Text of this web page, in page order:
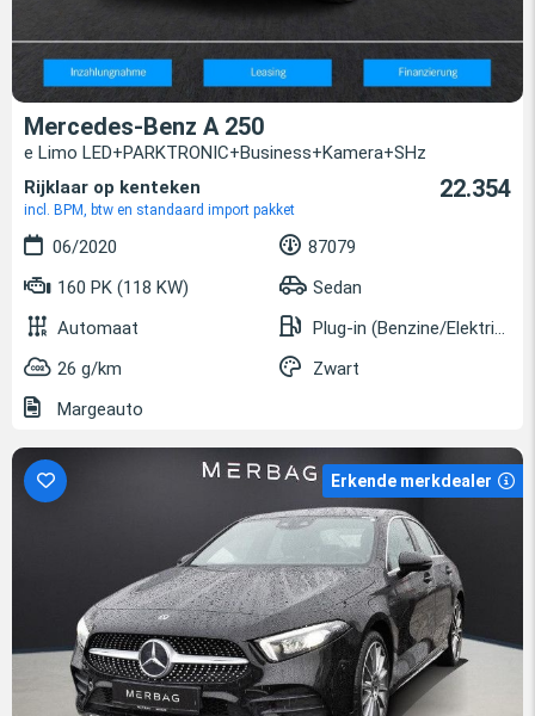
Mercedes-Benz A 250
e Limo LED+PARKTRONIC+Business+Kamera+SHz
Rijklaar op kenteken
incl. BPM, btw en standaard import pakket
22.354
06/2020
87079
160 PK (118 KW)
Sedan
Automaat
Plug-in (Benzine/Elektrisch)
26 g/km
Zwart
Margeauto
Erkende merkdealer